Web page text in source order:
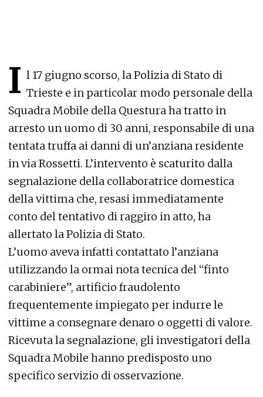
I l 17 giugno scorso, la Polizia di Stato di
Trieste e in particolar modo personale della
Squadra Mobile della Questura ha tratto in
arresto un uomo di 30 anni, responsabile di una
tentata truffa ai danni di un’anziana residente
in via Rossetti. L’intervento è scaturito dalla
segnalazione della collaboratrice domestica
della vittima che, resasi immediatamente
conto del tentativo di raggiro in atto, ha
allertato la Polizia di Stato.
L’uomo aveva infatti contattato l’anziana
utilizzando la ormai nota tecnica del “finto
carabiniere”, artificio fraudolento
frequentemente impiegato per indurre le
vittime a consegnare denaro o oggetti di valore.
Ricevuta la segnalazione, gli investigatori della
Squadra Mobile hanno predisposto uno
specifico servizio di osservazione.